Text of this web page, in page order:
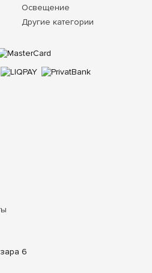
6
Освещение
Другие категории